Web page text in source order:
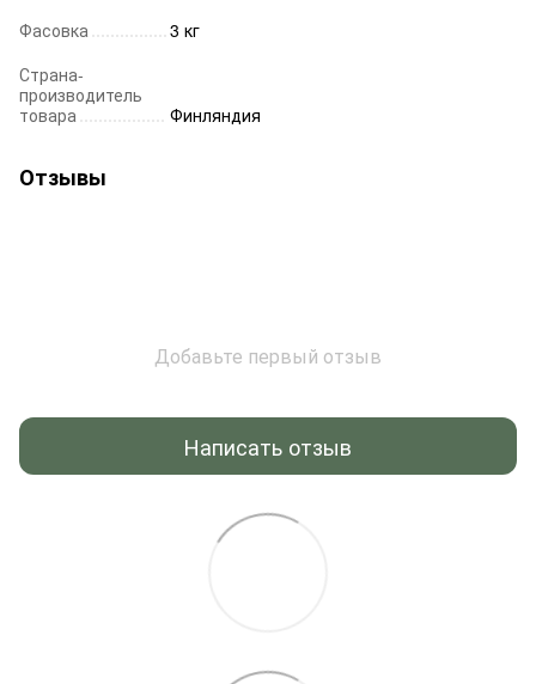
Фасовка
3 кг
Страна-
производитель
товара
Финляндия
Отзывы
Добавьте первый отзыв
Написать отзыв